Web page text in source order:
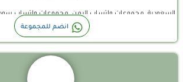
السعودية, مجموعات واتساب اليمن, مجموعات واتساب
انضم للمجموعة